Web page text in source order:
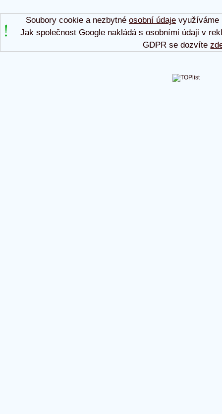
Soubory cookie a nezbytné osobní údajevyužíváme
Jak společnost Google nakládá s osobními údaji v
GDPR se dozvíte